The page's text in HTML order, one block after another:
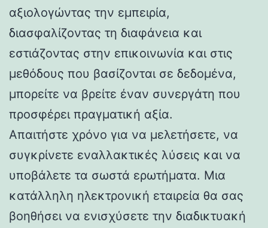
αξιολογώντας την εμπειρία,
διασφαλίζοντας τη διαφάνεια και
εστιάζοντας στην επικοινωνία και στις
μεθόδους που βασίζονται σε δεδομένα,
μπορείτε να βρείτε έναν συνεργάτη που
προσφέρει πραγματική αξία.
Απαιτήστε χρόνο για να μελετήσετε, να
συγκρίνετε εναλλακτικές λύσεις και να
υποβάλετε τα σωστά ερωτήματα. Μια
κατάλληλη ηλεκτρονική εταιρεία θα σας
βοηθήσει να ενισχύσετε την διαδικτυακή